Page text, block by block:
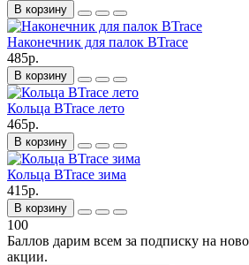
В корзину
Наконечник для палок BTrace
485р.
В корзину
Кольца BTrace лето
465р.
В корзину
Кольца BTrace зима
415р.
В корзину
100
Баллов дарим всем за подписку на
акции.